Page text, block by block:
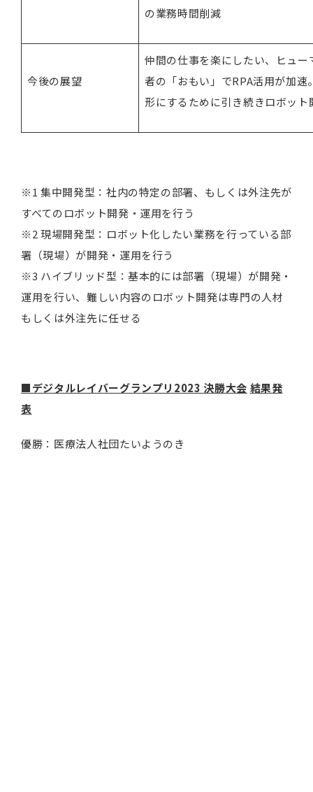
の業務時間削減
今後の展望
仲間の仕事を楽にしたい、ヒュ
者の「おもい」でRPA活用が加
形にするために引き続きロボット
※1 集中開発型：社内の特定の部署、もしくは外注先が
すべてのロボット開発・運用を行う
※2 現場開発型：ロボット化したい業務を行っている部
署（現場）が開発・運用を行う
※3 ハイブリッド型：基本的には部署（現場）が開発・
運用を行い、難しい内容のロボット開発は専門の人材
もしくは外注先に任せる
■デジタルレイバーグランプリ 2023 決勝大会 結果発
表
優勝：医療法人社団たいようのき